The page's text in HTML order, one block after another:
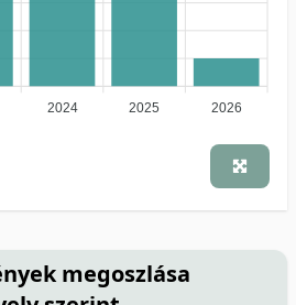
2024 2025 2026
megoszlása